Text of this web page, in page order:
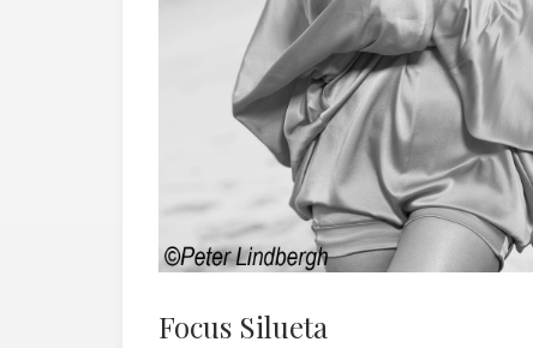
Focus Silueta